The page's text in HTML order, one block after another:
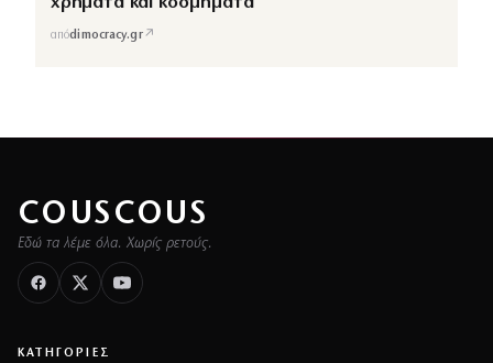
απόdimocracy.gr↗
COUSCOUS
Εδώ τα λέμε όλα. Χωρίς ρετούς.
ΚΑΤΗΓΟΡΙΕΣ